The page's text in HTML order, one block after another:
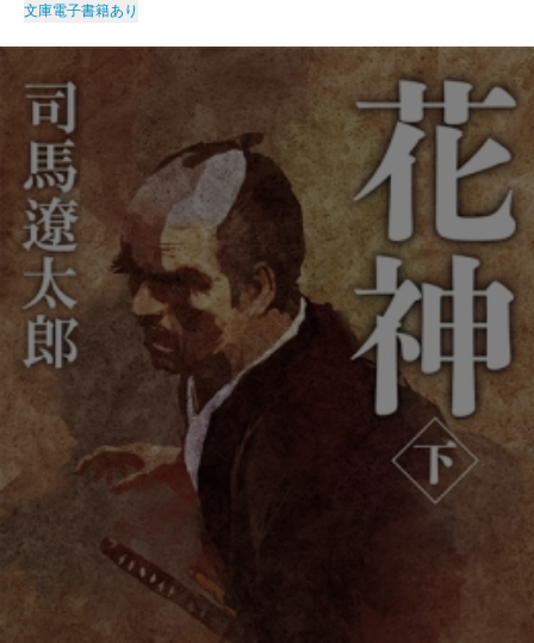
文庫電子書籍あり